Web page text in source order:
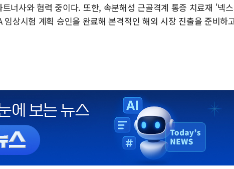
너사와 협력 중이다. 또한, 속분해성 근골격계 통증 치료재 '넥
상시험 계획 승인을 완료해 본격적인 해외 시장 진출을 준비하